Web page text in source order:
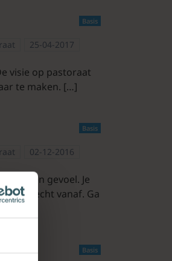
Basis
25-04-2017
visie op pastoraat
te maken. […]
Basis
02-12-2016
gevoel. Je
er slecht vanaf. Ga
Basis